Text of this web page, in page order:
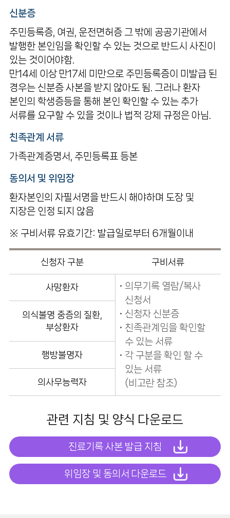
신분증
주민등록증, 여권, 운전면허증 그 밖에 공공기관에서
발행한 본인임을 확인할 수 있는 것으로 반드시 사진이
있는 것이어야함.
만14세 이상 만17세 미만으로 주민등록증이 미발급 된
경우는 신분증 사본을 받지 않아도 됨. 그러나 환자
본인의 학생증등을 통해 본인 확인할 수 있는 추가
서류를 요구할 수 있을 것이나 법적 강제 규정은 아님.
친족관계 서류
가족관계증명서, 주민등록표 등본
동의서 및 위임장
환자본인의 자필서명을 반드시 해야하며 도장 및
지장은 인정 되지 않음
※ 구비서류 유효기간: 발급일로부터 6개월이내
신청자 구분 구비서류
사망환자
의무기록 열람/복사
신청서
신청자 신분증
친족관계임을 확인할
수 있는 서류
각 구분을 확인 할 수
있는 서류
(비고란 참조)
의식불명 중증의 질환,
부상환자
행방불명자
의사무능력자
관련 지침 및 양식 다운로드
진료기록 사본 발급 지침
위임장 및 동의서 다운로드